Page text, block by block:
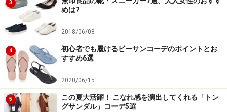
（税込）／無印良品
無印良品の靴の中でも、圧倒的な人気を誇っているのが
コットンスニーカーです。コットン生地を使ったスニー
カーは、時代とともに少しずつ形を変えながらも、無印
良品の定番としてずっと続いてきた、十数年来のロング
セラー商品のひとつです。夏の足元に抜け感を作ってく
れる白スニーカーは、カジュアルコーデだけではなく、
3
めは?
2018/06/08
4
初心者でも履けるビーサンコーデのポイントとお
すすめ6選
2020/06/15
5
この夏大活躍！ こなれ感を演出してくれる「トン
グサンダル」コーデ5選